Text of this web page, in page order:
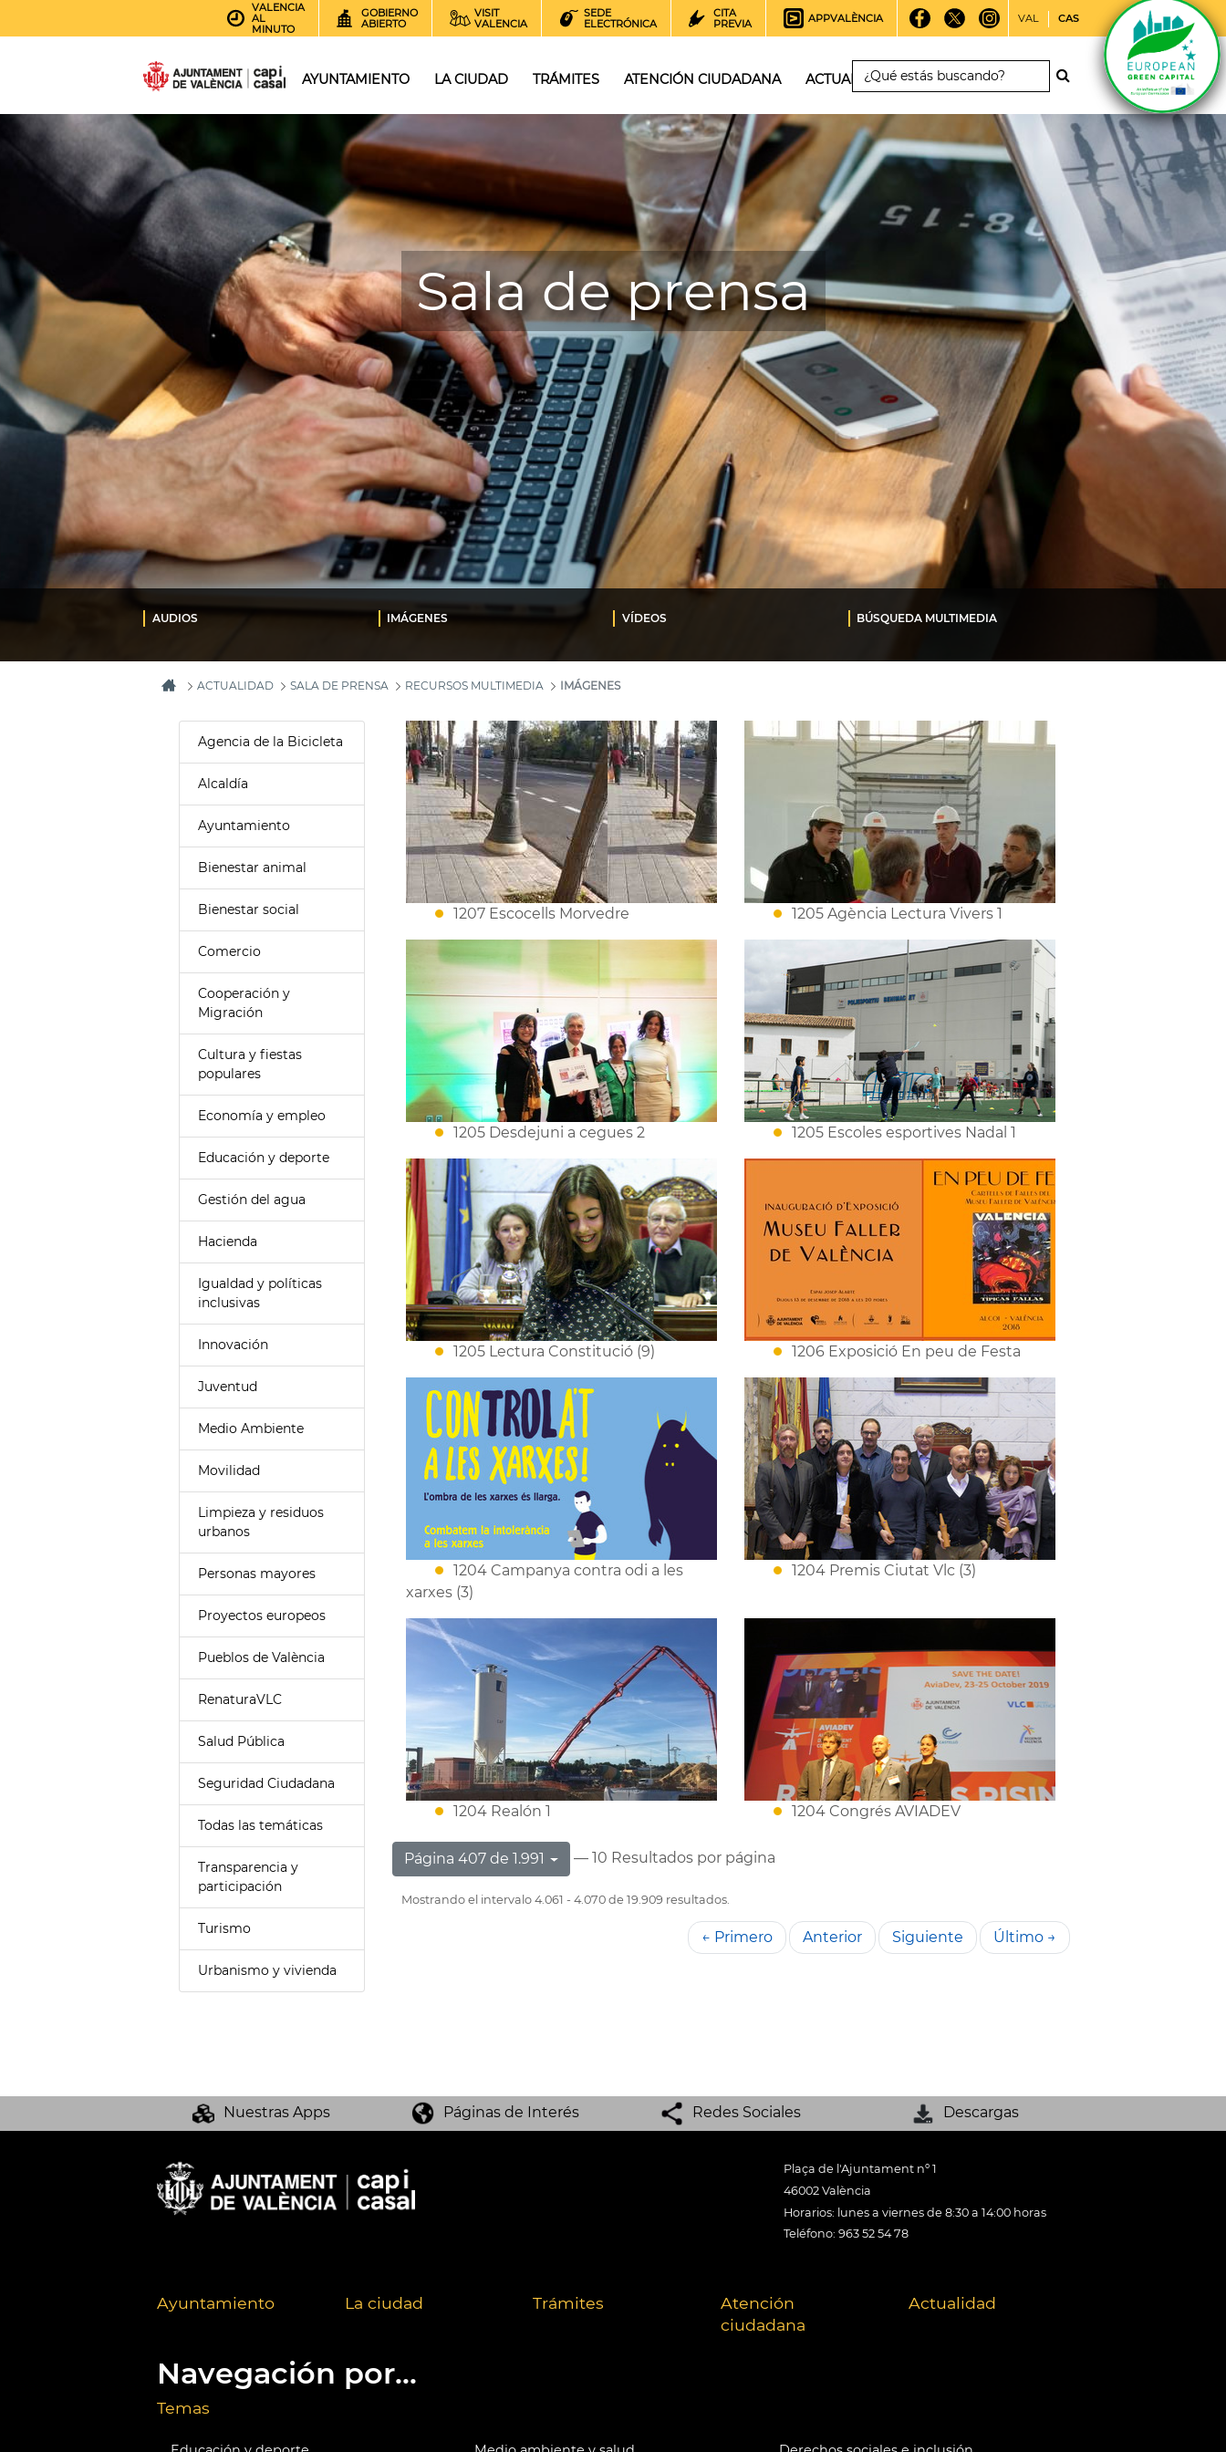
VALENCIA
AL
MINUTO
GOBIERNO
ABIERTO
VISIT
VALENCIA
SEDE
ELECTRÓNICA
CITA
PREVIA
APPVALÈNCIA VAL CAS
AYUNTAMIENTO LA CIUDAD TRÁMITES ATENCIÓN CIUDADANA ACTUALIDAD
Sala de prensa
AUDIOS IMÁGENES VÍDEOS BÚSQUEDA MULTIMEDIA
ACTUALIDAD SALA DE PRENSA RECURSOS MULTIMEDIA IMÁGENES
Agencia de la Bicicleta
Alcaldía
Ayuntamiento
Bienestar animal
Bienestar social
Comercio
Cooperación y
Migración
Cultura y fiestas
populares
Economía y empleo
Educación y deporte
Gestión del agua
Hacienda
Igualdad y políticas
inclusivas
Innovación
Juventud
Medio Ambiente
Movilidad
Limpieza y residuos
urbanos
Personas mayores
Proyectos europeos
Pueblos de València
RenaturaVLC
Salud Pública
Seguridad Ciudadana
Todas las temáticas
Transparencia y
participación
Turismo
Urbanismo y vivienda
1207 Escocells Morvedre 1205 Agència Lectura Vivers 1
1205 Desdejuni a cegues 2 1205 Escoles esportives Nadal 1
1205 Lectura Constitució (9) 1206 Exposició En peu de Festa
1204 Campanya contra odi a les
xarxes (3)
1204 Premis Ciutat Vlc (3)
1204 Realón 1 1204 Congrés AVIADEV
Página 407 de 1.991 — 10 Resultados por página
Mostrando el intervalo 4.061 - 4.070 de 19.909 resultados.
← Primero Anterior Siguiente Último →
Nuestras Apps Páginas de Interés Redes Sociales Descargas
Plaça de l'Ajuntament nº 1
46002 València
Horarios: lunes a viernes de 8:30 a 14:00 horas
Teléfono: 963 52 54 78
Ayuntamiento La ciudad Trámites
Atención
ciudadana
Actualidad
Navegación por...
Temas